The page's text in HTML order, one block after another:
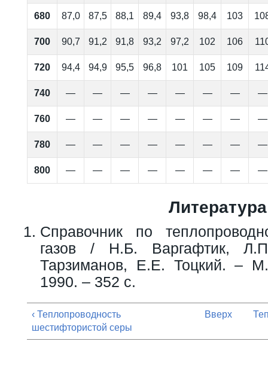
680 87,0 87,5 88,1 89,4 93,8 98,4 103
700 90,7 91,2 91,8 93,2 97,2 102 106
720 94,4 94,9 95,5 96,8 101 105 109
740 — — — — — — — —
760 — — — — — — — —
780 — — — — — — — —
800 — — — — — — — —
Литература
Справочник по
газов / Н.Б. Варгафтик,
Тарзиманов, Е.Е. Тоцкий. –
1990. – 352 с.
‹ Теплопроводность
шестифтористой серы
Вверх